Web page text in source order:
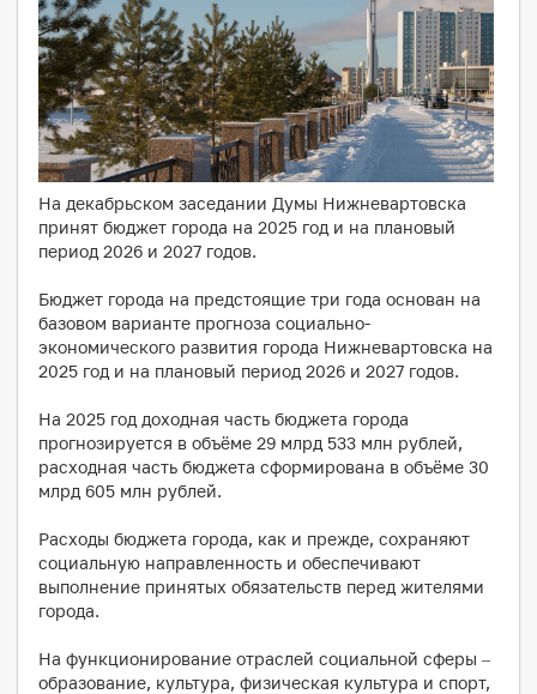
На декабрьском заседании Думы Нижневартовска
принят бюджет города на 2025 год и на плановый
период 2026 и 2027 годов.
Бюджет города на предстоящие три года основан на
базовом варианте прогноза социально-
экономического развития города Нижневартовска на
2025 год и на плановый период 2026 и 2027 годов.
На 2025 год доходная часть бюджета города
прогнозируется в объёме 29 млрд 533 млн рублей,
расходная часть бюджета сформирована в объёме 30
млрд 605 млн рублей.
Расходы бюджета города, как и прежде, сохраняют
социальную направленность и обеспечивают
выполнение принятых обязательств перед жителями
города.
На функционирование отраслей социальной сферы –
образование, культура, физическая культура и спорт,